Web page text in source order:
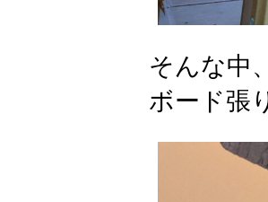
そんな中
ボード張